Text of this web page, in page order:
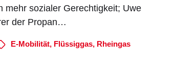
mehr sozialer Gerechtigkeit; Uwe
der Propan…
E-Mobilität, Flüssiggas, Rheingas